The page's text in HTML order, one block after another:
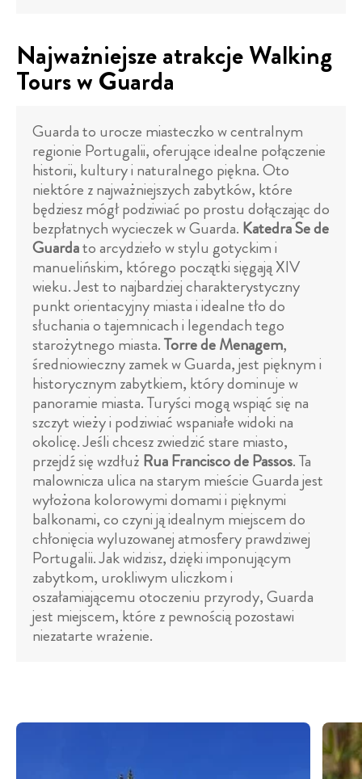
Najważniejsze atrakcje Walking
Tours w Guarda
Guarda to urocze miasteczko w centralnym
regionie Portugalii, oferujące idealne połączenie
historii, kultury i naturalnego piękna. Oto
niektóre z najważniejszych zabytków, które
będziesz mógł podziwiać po prostu dołączając do
bezpłatnych wycieczek w Guarda. Katedra Se de
Guardato arcydzieło w stylu gotyckim i
manuelińskim, którego początki sięgają XIV
wieku. Jest to najbardziej charakterystyczny
punkt orientacyjny miasta i idealne tło do
słuchania o tajemnicach i legendach tego
starożytnego miasta.Torre de Menagem,
średniowieczny zamek w Guarda, jest pięknym i
historycznym zabytkiem, który dominuje w
panoramie miasta. Turyści mogą wspiąć się na
szczyt wieży i podziwiać wspaniałe widoki na
okolicę. Jeśli chcesz zwiedzić stare miasto,
przejdź się wzdłuż Rua Francisco de Passos. Ta
malownicza ulica na starym mieście Guarda jest
wyłożona kolorowymi domami i pięknymi
balkonami, co czyni ją idealnym miejscem do
chłonięcia wyluzowanej atmosfery prawdziwej
Portugalii. Jak widzisz, dzięki imponującym
zabytkom, urokliwym uliczkom i
oszałamiającemu otoczeniu przyrody, Guarda
jest miejscem, które z pewnością pozostawi
niezatarte wrażenie.